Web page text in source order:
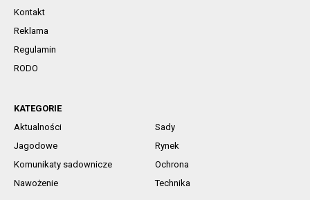
Kontakt
Reklama
Regulamin
RODO
KATEGORIE
Aktualności
Sady
Jagodowe
Rynek
Komunikaty sadownicze
Ochrona
Nawożenie
Technika